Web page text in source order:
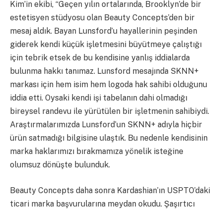
Kim’in ekibi, “Geçen yılın ortalarında, Brooklyn’de bir
estetisyen stüdyosu olan Beauty Concepts’den bir
mesaj aldık. Bayan Lunsford’u hayallerinin peşinden
giderek kendi küçük işletmesini büyütmeye çalıştığı
için tebrik etsek de bu kendisine yanlış iddialarda
bulunma hakkı tanımaz. Lunsford mesajında SKNN+
markası için hem isim hem logoda hak sahibi olduğunu
iddia etti. Oysaki kendi işi tabelanın dahi olmadığı
bireysel randevu ile yürütülen bir işletmenin sahibiydi.
Araştırmalarımızda Lunsford’un SKNN+ adıyla hiçbir
ürün satmadığı bilgisine ulaştık. Bu nedenle kendisinin
marka haklarımızı bırakmamıza yönelik isteğine
olumsuz dönüşte bulunduk.
Beauty Concepts daha sonra Kardashian’ın USPTO’daki
ticari marka başvurularına meydan okudu. Şaşırtıcı